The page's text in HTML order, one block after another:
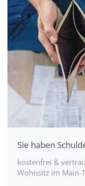
Sie haben
kostenfrei &
Wohnsitz im Main-